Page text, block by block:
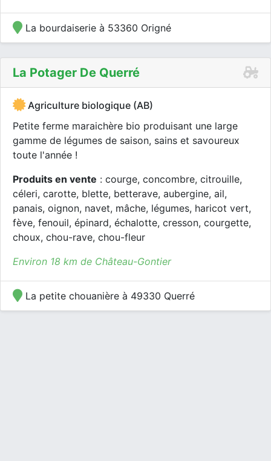
La bourdaiserie à 53360 Origné
La Potager De Querré
Agriculture biologique (AB)
Petite ferme maraichère bio produisant une large
gamme de légumes de saison, sains et savoureux
toute l'année !
Produits en vente : courge, concombre, citrouille,
céleri, carotte, blette, betterave, aubergine, ail,
panais, oignon, navet, mâche, légumes, haricot vert,
fève, fenouil, épinard, échalotte, cresson, courgette,
choux, chou-rave, chou-fleur
Environ 18 km de Château-Gontier
La petite chouanière à 49330 Querré